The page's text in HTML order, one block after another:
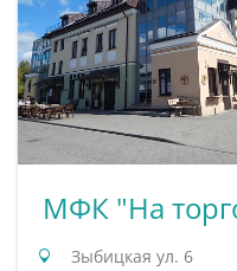
МФК "На
Зыбицкая ул. 6